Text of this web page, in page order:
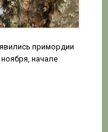
примордии
начале